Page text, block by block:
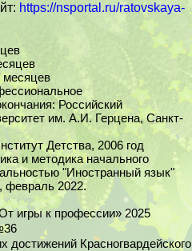
https://nsportal.ru/ratovskaya-
Российский
им. А.И. Герцена, Санкт-
Детства, 2006 год
и методика начального
"Иностранный язык"
февраль 2022.
игры к профессии» 2025
достижений Красногвардейского